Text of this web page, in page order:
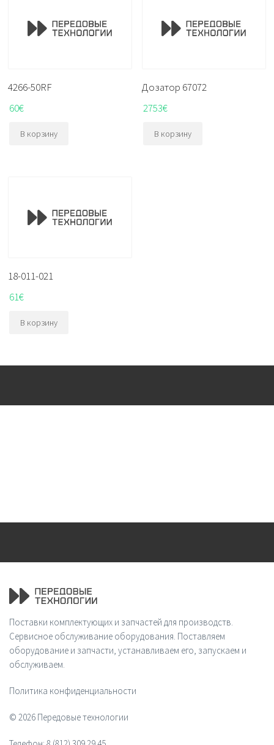
4266-50RF
60€
В корзину
Дозатор 67072
2753€
В корзину
18-011-021
61€
В корзину
Поставки комплектующих и запчастей для производств.
Сервисное обслуживание оборудования. Поставляем
оборудование и запчасти, устанавливаем его, запускаем и
обслуживаем.
Политика конфиденциальности
© 2026 Передовые технологии